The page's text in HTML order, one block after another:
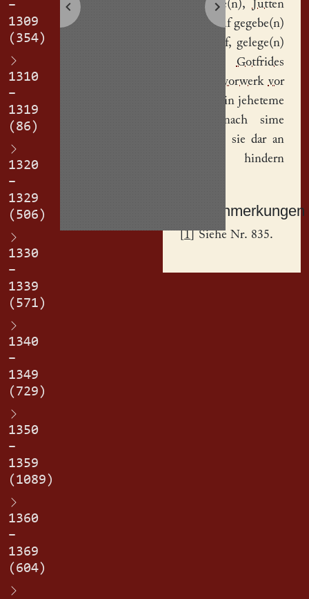
–
1309
(354)
1310
–
1319
(86)
1320
–
1329
(506)
1330
–
1339
(571)
1340
–
1349
(729)
1350
–
1359
(1089)
1360
–
1369
(604)
husvrowe(n),Jutten
genant, uf gegebe(n)
hof, gelege(n)
kege(n)Gotfrides
vorwerk vor
, in jeheteme
dinge, nach sime
tode, daz sie dar an
nima(n)t hindern
Sachanmerkungen
[1] Siehe Nr. 835.